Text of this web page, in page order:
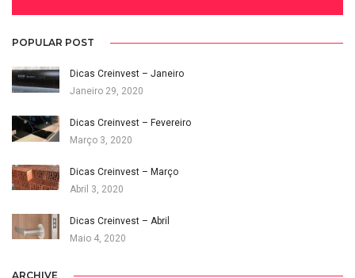
POPULAR POST
Dicas Creinvest – Janeiro
Janeiro 29, 2020
Dicas Creinvest – Fevereiro
Março 3, 2020
Dicas Creinvest – Março
Abril 3, 2020
Dicas Creinvest – Abril
Maio 4, 2020
ARCHIVE